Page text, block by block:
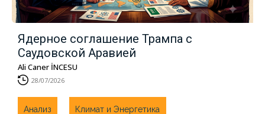
Ядерное соглашение Трампа с
Саудовской Аравией
Ali Caner İNCESU
28/07/2026
Анализ Климат и Энергетика